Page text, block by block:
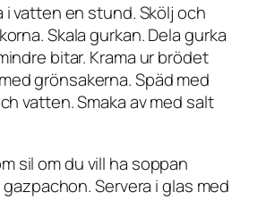
i vatten en stund. Skölj och
Skala gurkan. Dela gurka
bitar. Krama ur brödet
grönsakerna. Späd med
vatten. Smaka av med salt
sil om du vill ha soppan
Servera i glas med